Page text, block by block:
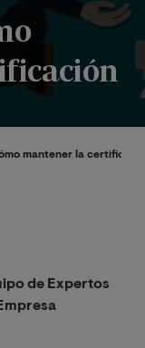
mantener la
de Expertos